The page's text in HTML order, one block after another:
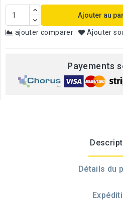
Ajouter au
ajouter comparer Ajouter
Payements
Détails du